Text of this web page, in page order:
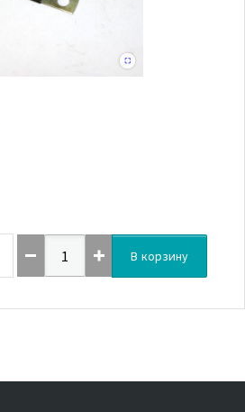
В корзину